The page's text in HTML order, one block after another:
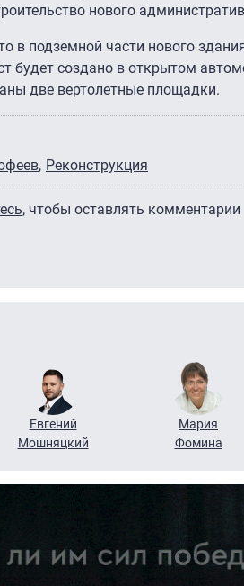
нового
в подземной части нового
будет создано в открытом
две вертолетные площадки.
Реконструкция
, чтобы оставлять комментарии
Евгений
Мошняцкий
Мария
Фомина